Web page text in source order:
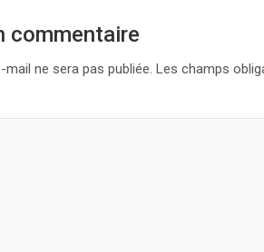
commentaire
ne sera pas publiée. Les champs